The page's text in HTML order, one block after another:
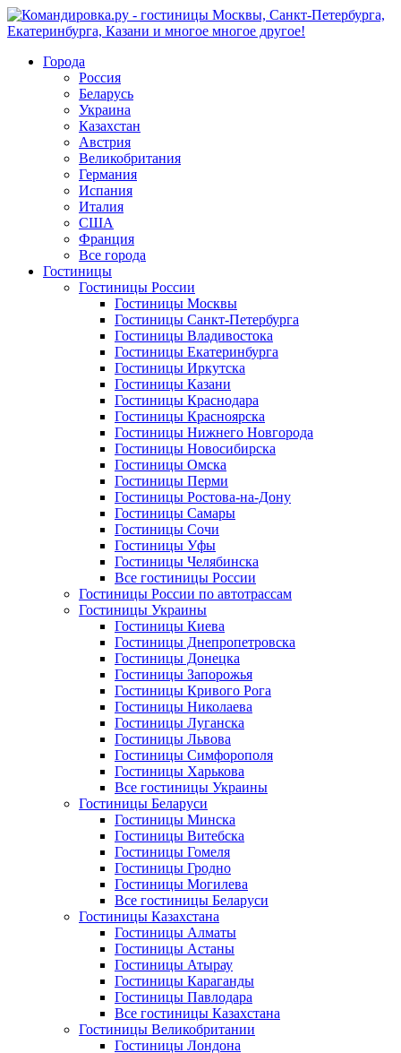
Города
Россия
Беларусь
Украина
Казахстан
Австрия
Великобритания
Германия
Испания
Италия
США
Франция
Все города
Гостиницы
Гостиницы России
Гостиницы Mосквы
Гостиницы Санкт-Петербурга
Гостиницы Владивостока
Гостиницы Екатеринбурга
Гостиницы Иркутска
Гостиницы Казани
Гостиницы Краснодара
Гостиницы Красноярска
Гостиницы Нижнего Новгорода
Гостиницы Новосибирска
Гостиницы Омска
Гостиницы Перми
Гостиницы Ростова-на-Дону
Гостиницы Самары
Гостиницы Сочи
Гостиницы Уфы
Гостиницы Челябинска
Все гостиницы России
Гостиницы России по автотрассам
Гостиницы Украины
Гостиницы Киева
Гостиницы Днепропетровска
Гостиницы Донецка
Гостиницы Запорожья
Гостиницы Кривого Рога
Гостиницы Николаева
Гостиницы Луганска
Гостиницы Львова
Гостиницы Симфорополя
Гостиницы Харькова
Все гостиницы Украины
Гостиницы Беларуси
Гостиницы Минска
Гостиницы Витебска
Гостиницы Гомеля
Гостиницы Гродно
Гостиницы Могилева
Все гостиницы Беларуси
Гостиницы Казахстана
Гостиницы Алматы
Гостиницы Астаны
Гостиницы Атырау
Гостиницы Караганды
Гостиницы Павлодара
Все гостиницы Казахстана
Гостиницы Великобритании
Гостиницы Лондона